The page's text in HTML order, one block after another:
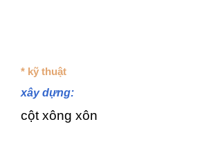
* kỹ thuật
xây dựng:
cột xông xôn